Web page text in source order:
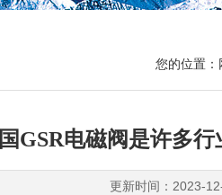
您的位置：
GSR电磁阀是许多
更新时间：2023-